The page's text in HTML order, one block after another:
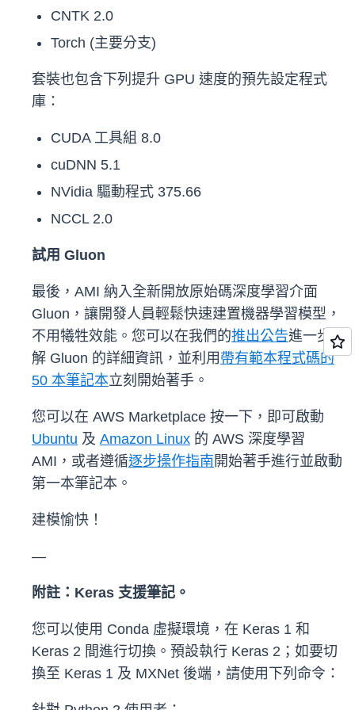
CNTK 2.0
Torch (主要分支)
套裝也包含下列提升 GPU 速度的預先設定程式
庫：
CUDA 工具組 8.0
cuDNN 5.1
NVidia 驅動程式 375.66
NCCL 2.0
試用 Gluon
最後，AMI 納入全新開放原始碼深度學習介面
Gluon，讓開發人員輕鬆快速建置機器學習模型，
不用犧牲效能。您可以在我們的推出公告進一步了
解 Gluon 的詳細資訊，並利用 帶有範本程式碼的
50 本筆記本立刻開始著手。
您可以在 AWS Marketplace 按一下，即可啟動
Ubuntu 及 Amazon Linux 的 AWS 深度學習
AMI，或者遵循逐步操作指南 開始著手進行並啟動
第一本筆記本。
建模愉快！
—
附註：Keras 支援筆記。
您可以使用 Conda 虛擬環境，在 Keras 1 和
Keras 2 間進行切換。預設執行 Keras 2；如要切
換至 Keras 1 及 MXNet 後端，請使用下列命令：